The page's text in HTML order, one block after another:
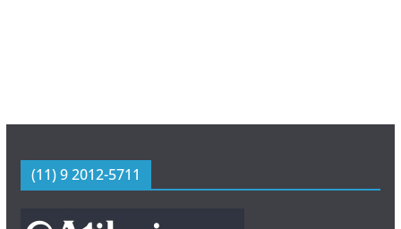
(11) 9 2012-5711